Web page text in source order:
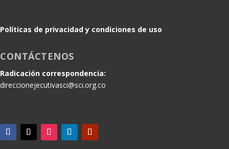
Políticas de privacidad y condiciones de uso
CONTÁCTENOS
Radicación correspondencia:
direccionejecutivasci@sci.org.co